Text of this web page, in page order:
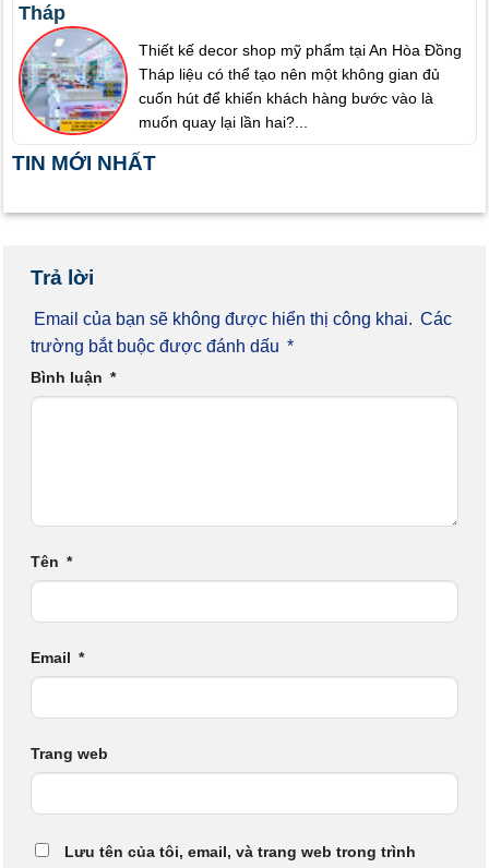
Tháp
Thiết kế decor shop mỹ phẩm tại An Hòa Đồng
Tháp liệu có thể tạo nên một không gian đủ
cuốn hút để khiến khách hàng bước vào là
muốn quay lại lần hai?...
TIN MỚI NHẤT
Trả lời
Email của bạn sẽ không được hiển thị công khai. Các
trường bắt buộc được đánh dấu *
Bình luận *
Tên *
Email *
Trang web
Lưu tên của tôi, email, và trang web trong trình